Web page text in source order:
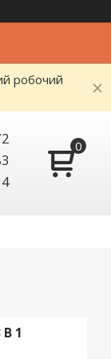
робочий
1